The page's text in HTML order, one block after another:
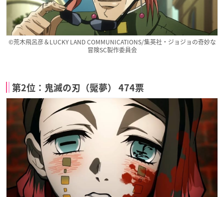
©荒木飛呂彦＆LUCKY LAND COMMUNICATIONS/集英社・ジョジョの奇妙な
冒険SC製作委員会
第2位：鬼滅の刃（魘夢） 474票